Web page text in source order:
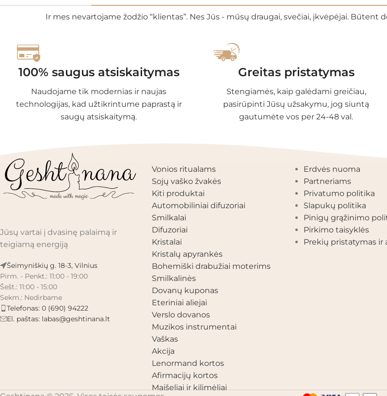
Ir mes nevartojame žodžio “klientas”. Nes Jūs - mūsų draugai, svečiai, įkvėpėjai. Būtent
100% saugus atsiskaitymas
Naudojame tik modernias ir naujas
technologijas, kad užtikrintume paprastą ir
saugų atsiskaitymą.
Greitas pristatymas
Stengiamės, kaip galėdami greičiau,
pasirūpinti Jūsų užsakymu, jog siuntą
gautumėte vos per 24-48 val.
Jūsų vartai į dvasinę palaimą ir
teigiamą energiją
Šeimyniškių g. 18-3, Vilnius
Pirm. - Penkt.: 11:00 - 19:00
Šešt.: 11:00 - 15:00
Sekm.: Nedirbame
Telefonas: 0 (690) 94222
El. paštas: labas@geshtinana.lt
PRODUKTŲ KATEGORIJOS
Vonios ritualams
Sojų vaško žvakės
Kiti produktai
Automobiliniai difuzoriai
Smilkalai
Difuzoriai
Kristalai
Kristalų apyrankės
Bohemiški drabužiai moterims
Smilkalinės
Dovanų kuponas
Eteriniai aliejai
Verslo dovanos
Muzikos instrumentai
Vaškas
Akcija
Lenormand kortos
Afirmacijų kortos
Maišeliai ir kilimėliai
Erdvės nuoma
Partneriams
Privatumo politika
Slapukų politika
Pinigų grąžinimo
Pirkimo taisyklės
Prekių pristatymas ir